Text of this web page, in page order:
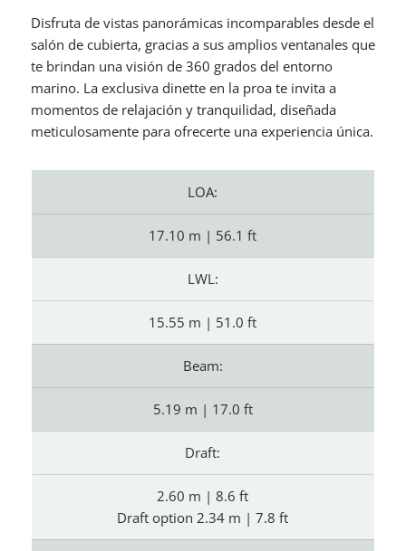
Disfruta de vistas panorámicas incomparables desde el
salón de cubierta, gracias a sus amplios ventanales que
te brindan una visión de 360 grados del entorno
marino. La exclusiva dinette en la proa te invita a
momentos de relajación y tranquilidad, diseñada
meticulosamente para ofrecerte una experiencia única.
LOA:
17.10 m | 56.1 ft
LWL:
15.55 m | 51.0 ft
Beam:
5.19 m | 17.0 ft
Draft:
2.60 m | 8.6 ft
Draft option 2.34 m | 7.8 ft